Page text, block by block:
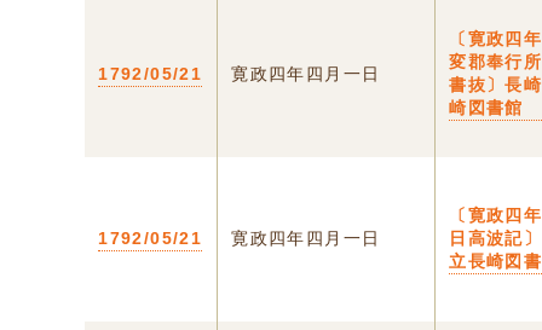
1792/05/21 寛政四年四月一日
〔寛政四
変郡奉行
書抜〕長
崎図書館
1792/05/21 寛政四年四月一日
〔寛政四
日高波記
立長崎図